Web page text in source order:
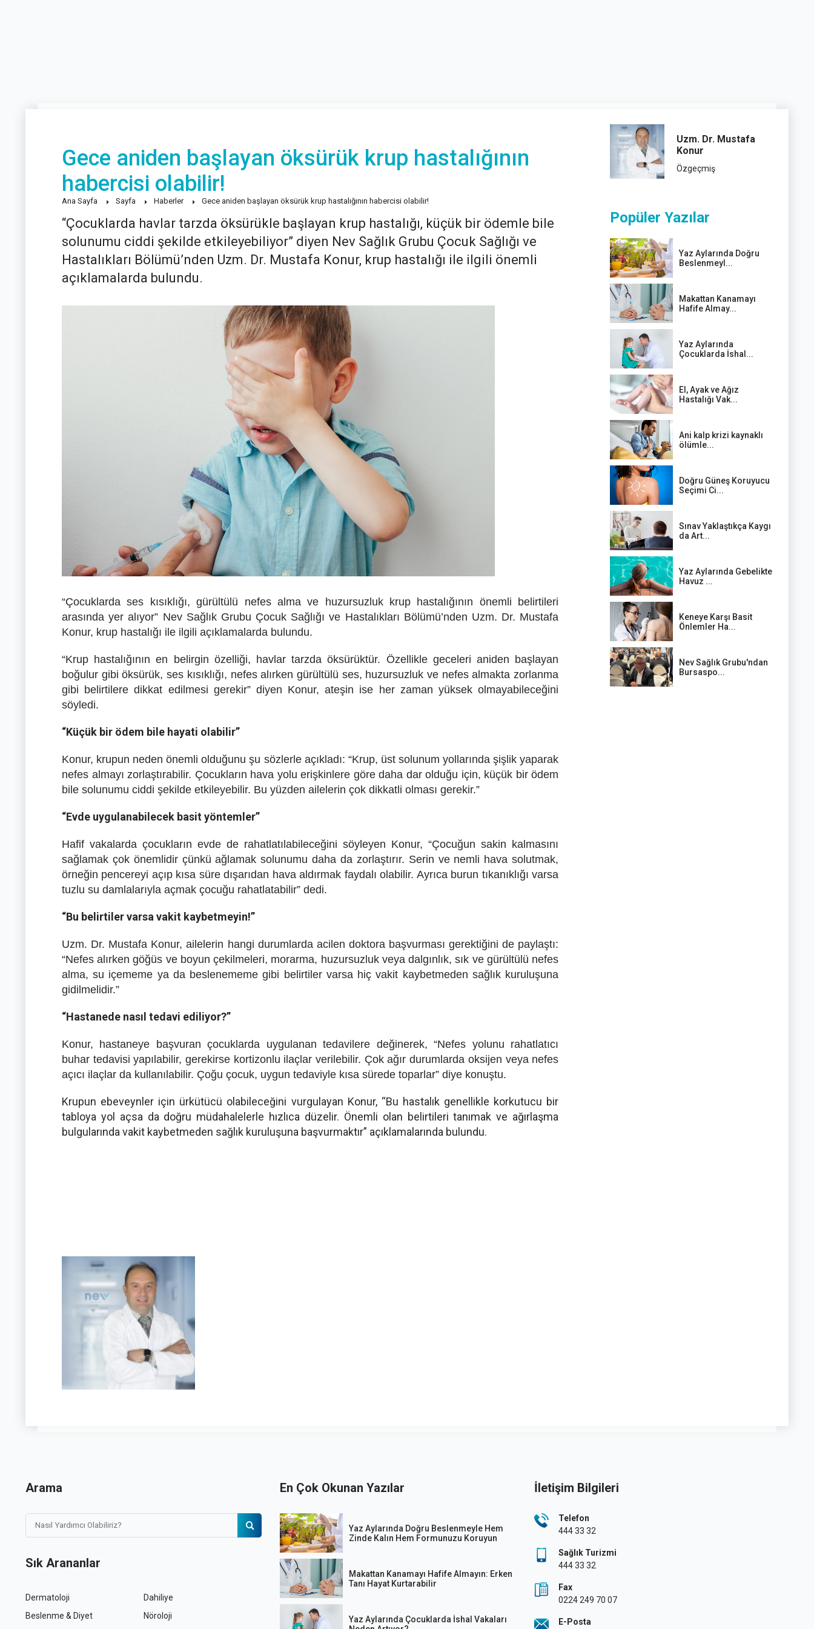
Gece aniden başlayan öksürük krup hastalığının
habercisi olabilir!
Ana Sayfa Sayfa Haberler Gece aniden başlayan öksürük krup hastalığının habercisi olabilir!
“Çocuklarda havlar tarzda öksürükle başlayan krup hastalığı, küçük bir ödemle bile
solunumu ciddi şekilde etkileyebiliyor” diyen Nev Sağlık Grubu Çocuk Sağlığı ve
Hastalıkları Bölümü’nden Uzm. Dr. Mustafa Konur, krup hastalığı ile ilgili önemli
açıklamalarda bulundu.
“Çocuklarda ses kısıklığı, gürültülü nefes alma ve huzursuzluk krup hastalığının önemli belirtileri
arasında yer alıyor” Nev Sağlık Grubu Çocuk Sağlığı ve Hastalıkları Bölümü’nden Uzm. Dr. Mustafa
Konur, krup hastalığı ile ilgili açıklamalarda bulundu.
“Krup hastalığının en belirgin özelliği, havlar tarzda öksürüktür. Özellikle geceleri aniden başlayan
boğulur gibi öksürük, ses kısıklığı, nefes alırken gürültülü ses, huzursuzluk ve nefes almakta zorlanma
gibi belirtilere dikkat edilmesi gerekir” diyen Konur, ateşin ise her zaman yüksek olmayabileceğini
söyledi.
“Küçük bir ödem bile hayati olabilir”
Konur, krupun neden önemli olduğunu şu sözlerle açıkladı: “Krup, üst solunum yollarında şişlik yaparak
nefes almayı zorlaştırabilir. Çocukların hava yolu erişkinlere göre daha dar olduğu için, küçük bir ödem
bile solunumu ciddi şekilde etkileyebilir. Bu yüzden ailelerin çok dikkatli olması gerekir.”
“Evde uygulanabilecek basit yöntemler”
Hafif vakalarda çocukların evde de rahatlatılabileceğini söyleyen Konur, “Çocuğun sakin kalmasını
sağlamak çok önemlidir çünkü ağlamak solunumu daha da zorlaştırır. Serin ve nemli hava solutmak,
örneğin pencereyi açıp kısa süre dışarıdan hava aldırmak faydalı olabilir. Ayrıca burun tıkanıklığı varsa
tuzlu su damlalarıyla açmak çocuğu rahatlatabilir” dedi.
“Bu belirtiler varsa vakit kaybetmeyin!”
Uzm. Dr. Mustafa Konur, ailelerin hangi durumlarda acilen doktora başvurması gerektiğini de paylaştı:
“Nefes alırken göğüs ve boyun çekilmeleri, morarma, huzursuzluk veya dalgınlık, sık ve gürültülü nefes
alma, su içememe ya da beslenememe gibi belirtiler varsa hiç vakit kaybetmeden sağlık kuruluşuna
gidilmelidir.”
“Hastanede nasıl tedavi ediliyor?”
Konur, hastaneye başvuran çocuklarda uygulanan tedavilere değinerek, “Nefes yolunu rahatlatıcı
buhar tedavisi yapılabilir, gerekirse kortizonlu ilaçlar verilebilir. Çok ağır durumlarda oksijen veya nefes
açıcı ilaçlar da kullanılabilir. Çoğu çocuk, uygun tedaviyle kısa sürede toparlar” diye konuştu.
Krupun ebeveynler için ürkütücü olabileceğini vurgulayan Konur, “Bu hastalık genellikle korkutucu bir
tabloya yol açsa da doğru müdahalelerle hızlıca düzelir. Önemli olan belirtileri tanımak ve ağırlaşma
bulgularında vakit kaybetmeden sağlık kuruluşuna başvurmaktır” açıklamalarında bulundu.
Uzm. Dr. Mustafa
Konur
Özgeçmiş
Popüler Yazılar
Yaz Aylarında Doğru
Beslenmeyl...
Makattan Kanamayı
Hafife Almay...
Yaz Aylarında
Çocuklarda İshal...
El, Ayak ve Ağız
Hastalığı Vak...
Ani kalp krizi kaynaklı
ölümle...
Doğru Güneş Koruyucu
Seçimi Ci...
Sınav Yaklaştıkça Kaygı
da Art...
Yaz Aylarında Gebelikte
Havuz ...
Keneye Karşı Basit
Önlemler Ha...
Nev Sağlık Grubu'ndan
Bursaspo...
Arama
Sık Arananlar
Dermatoloji
Dahiliye
Beslenme & Diyet
Nöroloji
En Çok Okunan Yazılar
Yaz Aylarında Doğru Beslenmeyle Hem
Zinde Kalın Hem Formunuzu Koruyun
Makattan Kanamayı Hafife Almayın: Erken
Tanı Hayat Kurtarabilir
Yaz Aylarında Çocuklarda İshal Vakaları
İletişim Bilgileri
Telefon
444 33 32
Sağlık Turizmi
444 33 32
Fax
0224 249 70 07
E-Posta